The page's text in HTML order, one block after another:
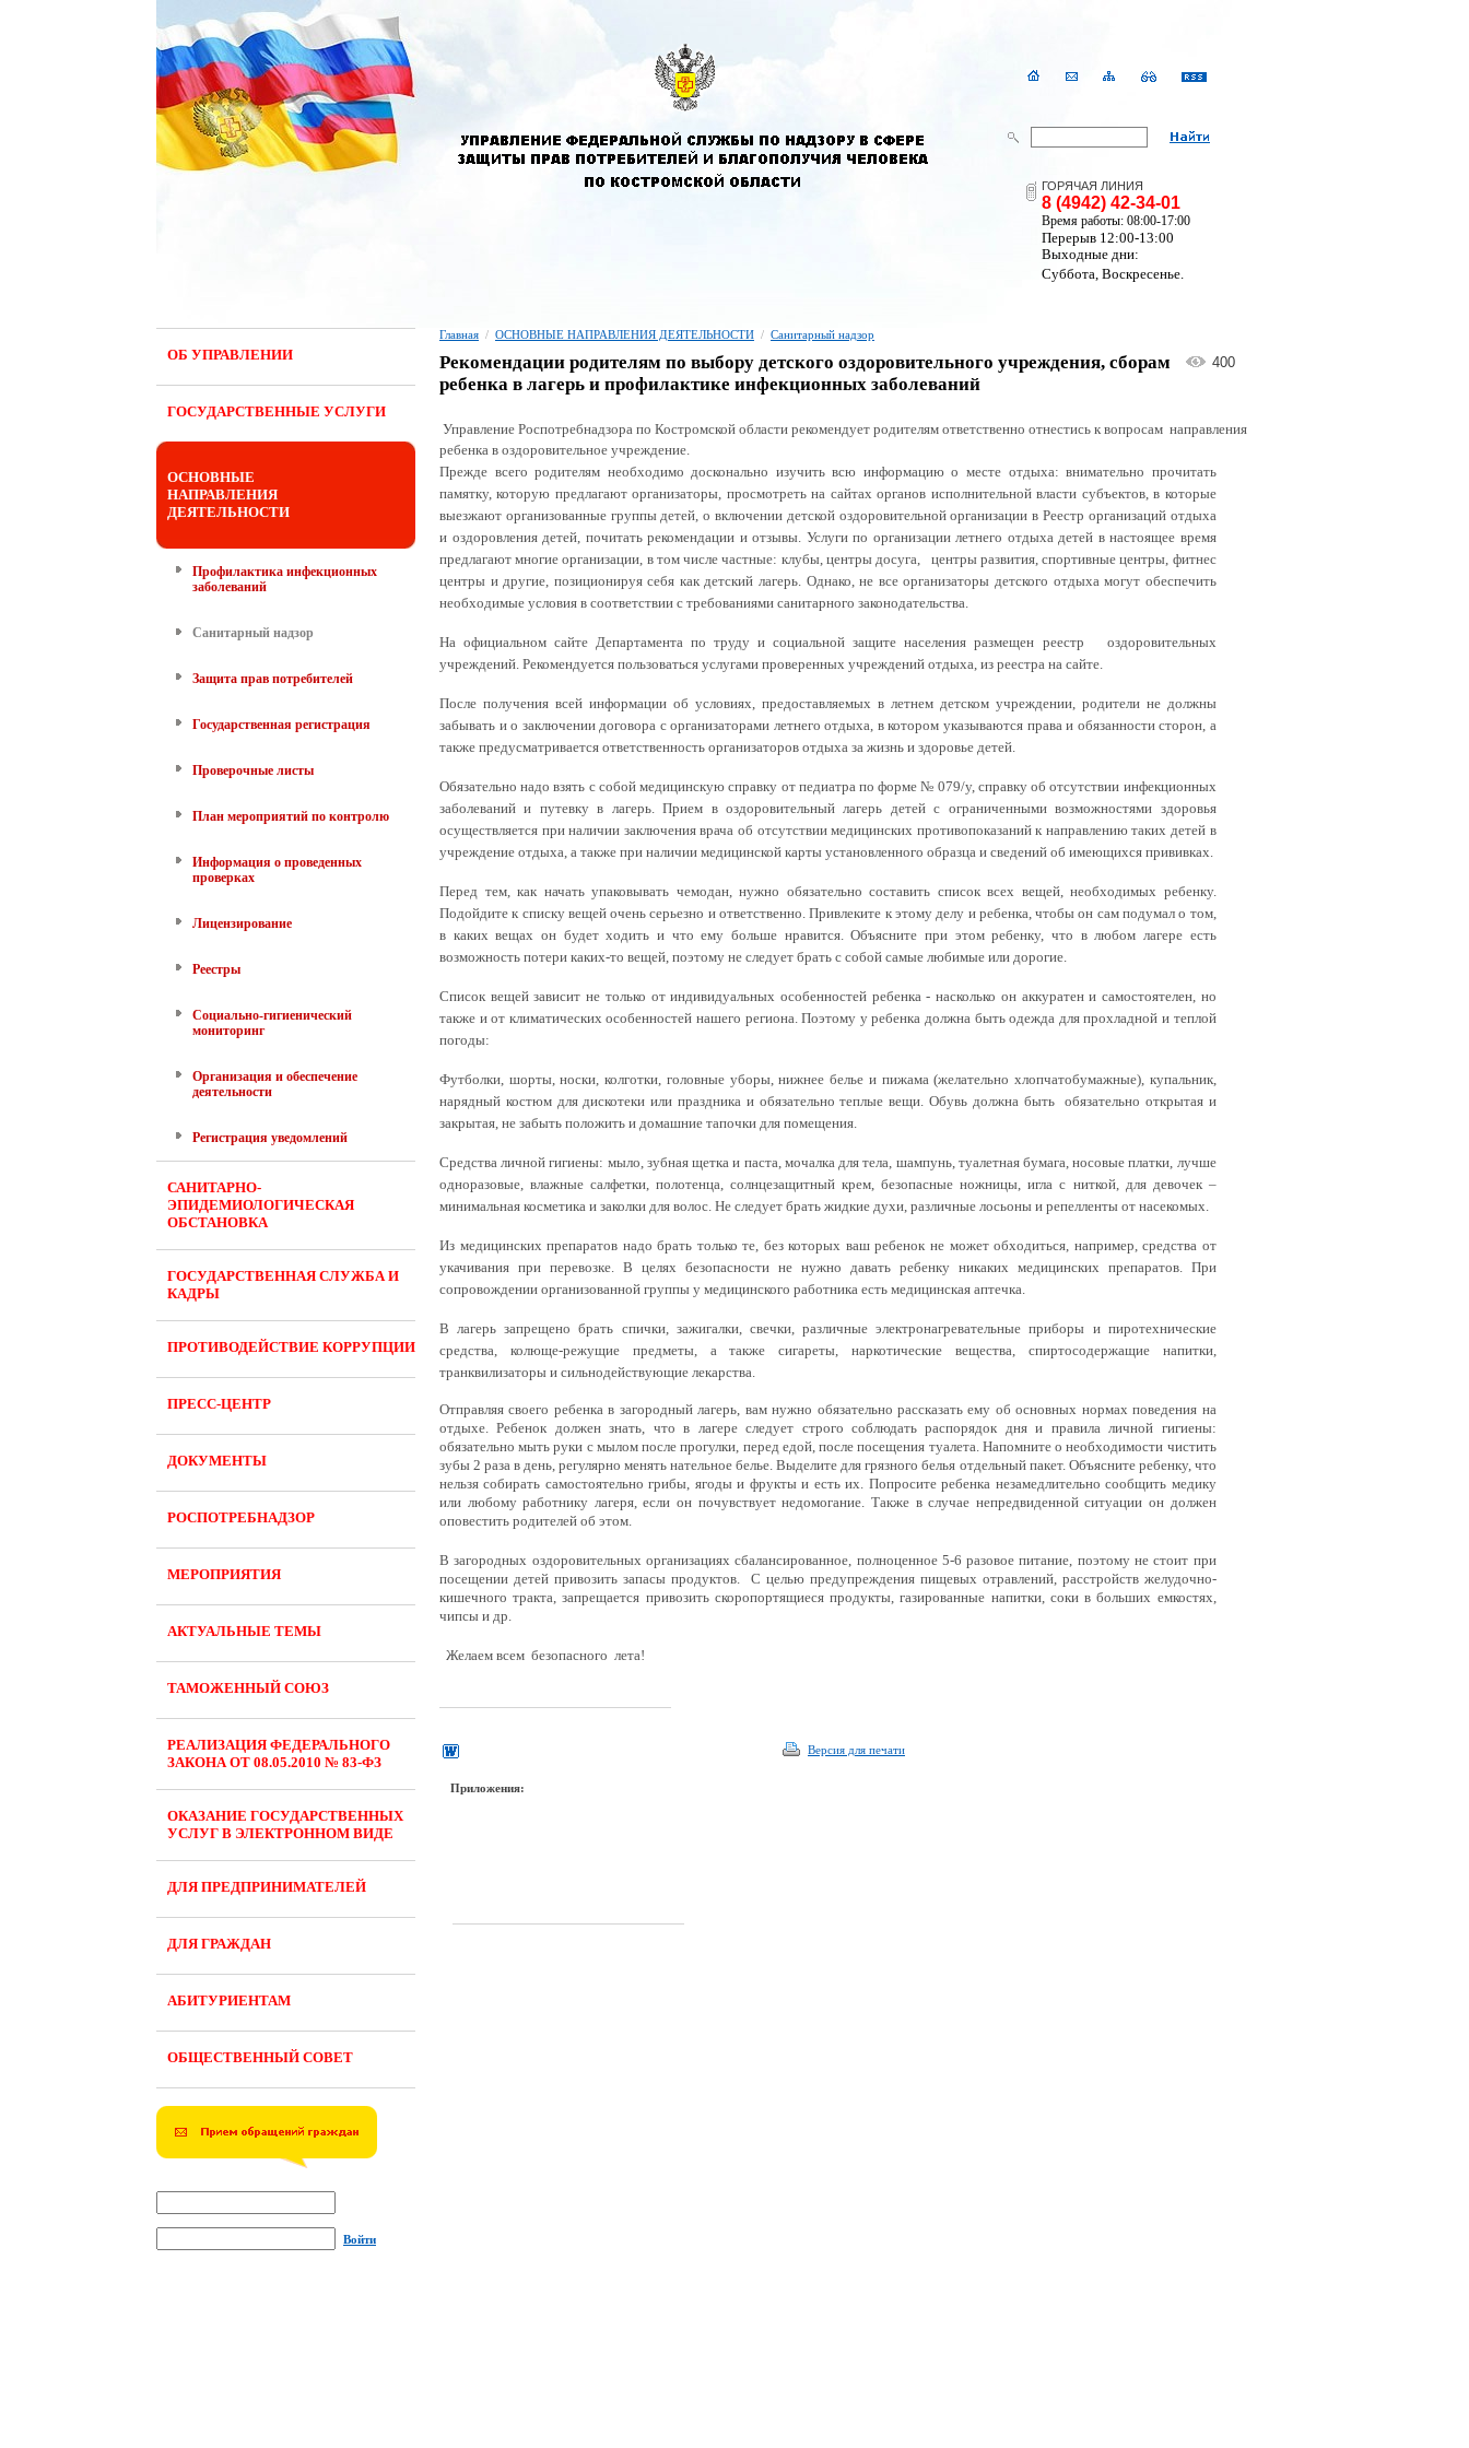
ГОРЯЧАЯ ЛИНИЯ
8 (4942) 42-34-01
Время работы: 08:00-17:00
Перерыв 12:00-13:00
Выходные дни:
Суббота, Воскресенье.
ОБ УПРАВЛЕНИИ
ГОСУДАРСТВЕННЫЕ УСЛУГИ
ОСНОВНЫЕ
НАПРАВЛЕНИЯ
ДЕЯТЕЛЬНОСТИ
Профилактика инфекционных
заболеваний
Санитарный надзор
Защита прав потребителей
Государственная регистрация
Проверочные листы
План мероприятий по контролю
Информация о проведенных
проверках
Лицензирование
Реестры
Социально-гигиенический
мониторинг
Организация и обеспечение
деятельности
Регистрация уведомлений
САНИТАРНО-
ЭПИДЕМИОЛОГИЧЕСКАЯ
ОБСТАНОВКА
ГОСУДАРСТВЕННАЯ СЛУЖБА И
КАДРЫ
ПРОТИВОДЕЙСТВИЕ КОРРУПЦИИ
ПРЕСС-ЦЕНТР
ДОКУМЕНТЫ
РОСПОТРЕБНАДЗОР
МЕРОПРИЯТИЯ
АКТУАЛЬНЫЕ ТЕМЫ
ТАМОЖЕННЫЙ СОЮЗ
РЕАЛИЗАЦИЯ ФЕДЕРАЛЬНОГО
ЗАКОНА ОТ 08.05.2010 № 83-ФЗ
ОКАЗАНИЕ ГОСУДАРСТВЕННЫХ
УСЛУГ В ЭЛЕКТРОННОМ ВИДЕ
ДЛЯ ПРЕДПРИНИМАТЕЛЕЙ
ДЛЯ ГРАЖДАН
АБИТУРИЕНТАМ
ОБЩЕСТВЕННЫЙ СОВЕТ
Войти
Главная / ОСНОВНЫЕ НАПРАВЛЕНИЯ ДЕЯТЕЛЬНОСТИ / Санитарный надзор
Рекомендации родителям по выбору детского оздоровительного учреждения, сборам
ребенка в лагерь и профилактике инфекционных заболеваний
400
Управление Роспотребнадзора по Костромской области рекомендует родителям ответственно отнестись к вопросам направления
ребенка в оздоровительное учреждение.
Прежде всего родителям необходимо досконально изучить всю информацию о месте отдыха: внимательно прочитать
памятку, которую предлагают организаторы, просмотреть на сайтах органов исполнительной власти субъектов, в которые
выезжают организованные группы детей, о включении детской оздоровительной организации в Реестр организаций отдыха
и оздоровления детей, почитать рекомендации и отзывы. Услуги по организации летнего отдыха детей в настоящее время
предлагают многие организации, в том числе частные: клубы, центры досуга, центры развития, спортивные центры, фитнес
центры и другие, позиционируя себя как детский лагерь. Однако, не все организаторы детского отдыха могут обеспечить
необходимые условия в соответствии с требованиями санитарного законодательства.
На официальном сайте Департамента по труду и социальной защите населения размещен реестр оздоровительных
учреждений. Рекомендуется пользоваться услугами проверенных учреждений отдыха, из реестра на сайте.
После получения всей информации об условиях, предоставляемых в летнем детском учреждении, родители не должны
забывать и о заключении договора с организаторами летнего отдыха, в котором указываются права и обязанности сторон, а
также предусматривается ответственность организаторов отдыха за жизнь и здоровье детей.
Обязательно надо взять с собой медицинскую справку от педиатра по форме № 079/у, справку об отсутствии инфекционных
заболеваний и путевку в лагерь. Прием в оздоровительный лагерь детей с ограниченными возможностями здоровья
осуществляется при наличии заключения врача об отсутствии медицинских противопоказаний к направлению таких детей в
учреждение отдыха, а также при наличии медицинской карты установленного образца и сведений об имеющихся прививках.
Перед тем, как начать упаковывать чемодан, нужно обязательно составить список всех вещей, необходимых ребенку.
Подойдите к списку вещей очень серьезно и ответственно. Привлеките к этому делу и ребенка, чтобы он сам подумал о том,
в каких вещах он будет ходить и что ему больше нравится. Объясните при этом ребенку, что в любом лагере есть
возможность потери каких-то вещей, поэтому не следует брать с собой самые любимые или дорогие.
Список вещей зависит не только от индивидуальных особенностей ребенка - насколько он аккуратен и самостоятелен, но
также и от климатических особенностей нашего региона. Поэтому у ребенка должна быть одежда для прохладной и теплой
погоды:
Футболки, шорты, носки, колготки, головные уборы, нижнее белье и пижама (желательно хлопчатобумажные), купальник,
нарядный костюм для дискотеки или праздника и обязательно теплые вещи. Обувь должна быть
обязательно открытая и
закрытая, не забыть положить и домашние тапочки для помещения.
Средства личной гигиены: мыло, зубная щетка и паста, мочалка для тела, шампунь, туалетная бумага, носовые платки, лучше
одноразовые, влажные салфетки, полотенца, солнцезащитный крем, безопасные ножницы, игла с ниткой, для девочек –
минимальная косметика и заколки для волос. Не следует брать жидкие духи, различные лосьоны и репелленты от насекомых.
Из медицинских препаратов надо брать только те, без которых ваш ребенок не может обходиться, например, средства от
укачивания при перевозке. В целях безопасности не нужно давать ребенку никаких медицинских препаратов. При
сопровождении организованной группы у медицинского работника есть медицинская аптечка.
В лагерь запрещено брать спички, зажигалки, свечки, различные электронагревательные приборы и пиротехнические
средства, колюще-режущие предметы, а также сигареты, наркотические вещества, спиртосодержащие напитки,
транквилизаторы и сильнодействующие лекарства.
Отправляя своего ребенка в загородный лагерь, вам нужно обязательно рассказать ему об основных нормах поведения на
отдыхе. Ребенок должен знать, что в лагере следует строго соблюдать распорядок дня и правила личной гигиены:
обязательно мыть руки с мылом после прогулки, перед едой, после посещения туалета. Напомните о необходимости чистить
зубы 2 раза в день, регулярно менять нательное белье. Выделите для грязного белья отдельный пакет. Объясните ребенку, что
нельзя собирать самостоятельно грибы, ягоды и фрукты и есть их. Попросите ребенка незамедлительно сообщить медику
или любому работнику лагеря, если он почувствует недомогание. Также в случае непредвиденной ситуации он должен
оповестить родителей об этом.
В загородных оздоровительных организациях сбалансированное, полноценное 5-6 разовое питание, поэтому не стоит при
посещении детей привозить запасы продуктов. С целью предупреждения пищевых отравлений, расстройств желудочно-
кишечного тракта, запрещается привозить скоропортящиеся продукты, газированные напитки, соки в больших емкостях,
чипсы и др.
Желаем всем безопасного лета!
Версия для печати
Приложения: